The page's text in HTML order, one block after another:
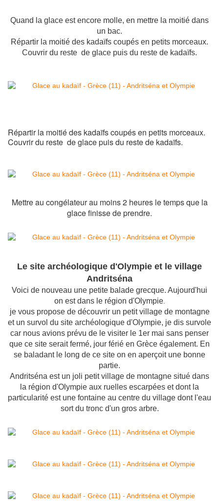
Quand la glace est encore molle, en mettre la moitié dans
un bac.
Répartir la moitié des kadaïfs coupés en petits morceaux.
Couvrir du reste de glace puis du reste de kadaïfs.
Répartir la moitié des kadaïfs coupés en petits morceaux.
Couvrir du reste de glace puis du reste de kadaïfs.
Mettre au congélateur au moins 2 heures le temps que la
glace finisse de prendre.
Le site archéologique d'Olympie et le village
Andritséna
Voici de nouveau une petite balade grecque. Aujourd'hui
on est dans le région d'Olympie.
je vous propose de découvrir un petit village de montagne
et un survol du site archéologique d'Olympie, je dis survole
car nous avions prévu de le visiter le 1er mai sans penser
que ce site serait fermé, jour férié en Grèce également. En
se baladant le long de ce site on en aperçoit une bonne
partie.
Andritséna est un joli petit village de montagne situé dans
la région d'Olympie aux ruelles escarpées et dont la
particularité est une fontaine au centre du village dont l'eau
sort du tronc d'un gros arbre.